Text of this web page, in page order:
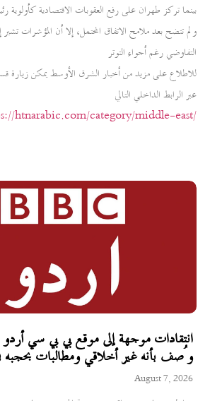
انتقادات موجهة إلى موقع بي بي سي
وُصف بأنه غير أخلاقي ومطالبات بحجبه
August 7, 2026
بينما تركز طهران على رفع العقوبات الاقتصادية كأولوية
ولم تتضح بعد ملامح الاتفاق المحتمل، إلا أن المؤشرات تشير
التفاوضي رغم أجواء التوتر
للاطلاع على مزيد من أخبار الشرق الأوسط يمكن زيارة
عبر الرابط الداخلي التالي
htnarabic.com/category/middle-east/